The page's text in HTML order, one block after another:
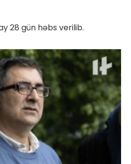
28 gün həbs verilib.